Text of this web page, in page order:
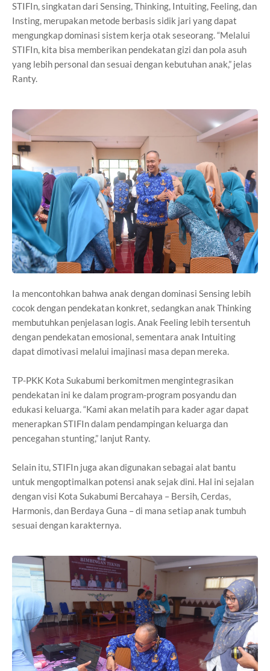
STIFIn, singkatan dari Sensing, Thinking, Intuiting, Feeling, dan
Insting, merupakan metode berbasis sidik jari yang dapat
mengungkap dominasi sistem kerja otak seseorang. “Melalui
STIFIn, kita bisa memberikan pendekatan gizi dan pola asuh
yang lebih personal dan sesuai dengan kebutuhan anak,” jelas
Ranty.
Ia mencontohkan bahwa anak dengan dominasi Sensing lebih
cocok dengan pendekatan konkret, sedangkan anak Thinking
membutuhkan penjelasan logis. Anak Feeling lebih tersentuh
dengan pendekatan emosional, sementara anak Intuiting
dapat dimotivasi melalui imajinasi masa depan mereka.
TP-PKK Kota Sukabumi berkomitmen mengintegrasikan
pendekatan ini ke dalam program-program posyandu dan
edukasi keluarga. “Kami akan melatih para kader agar dapat
menerapkan STIFIn dalam pendampingan keluarga dan
pencegahan stunting,” lanjut Ranty.
Selain itu, STIFIn juga akan digunakan sebagai alat bantu
untuk mengoptimalkan potensi anak sejak dini. Hal ini sejalan
dengan visi Kota Sukabumi Bercahaya – Bersih, Cerdas,
Harmonis, dan Berdaya Guna – di mana setiap anak tumbuh
sesuai dengan karakternya.